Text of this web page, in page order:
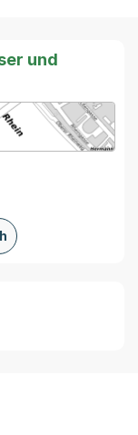
und
MapBS.
wird in einem